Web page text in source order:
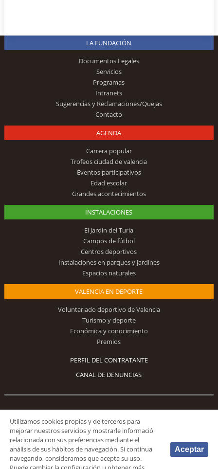
LA FUNDACIÓN
Documentos Legales
Servicios
Programas
Intranets
Sugerencias y Reclamaciones/Quejas
Contacto
AGENDA
Carrera popular
Trofeos ciudad de valencia
Eventos participativos
Edad escolar
Grandes acontecimientos
INSTALACIONES
El Jardín del Turia
Campos de fútbol
Centros deportivos
Instalaciones en parques y jardines
Espacios naturales
VALENCIA EN DEPORTE
Voluntariado deportivo de Valencia
Turismo y deporte
Económica y conocimiento
Premios
PERFIL DEL CONTRATANTE
CANAL DE DENUNCIAS
Síguenos
Utilizamos cookies propias y de terceros para
mejorar nuestros servicios y mostrarle informació
relacionada con sus preferencias mediante el
análisis de sus hábitos de navegación. Si continua
navegando, consideramos que acepta su uso.
Aceptar